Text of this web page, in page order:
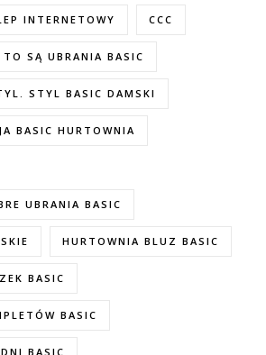
INTERNETOWY CCC
TO SĄ UBRANIA BASIC
STYL BASIC DAMSKI
BASIC HURTOWNIA
UBRANIA BASIC
HURTOWNIA BLUZ BASIC
BASIC
BASIC
BASIC